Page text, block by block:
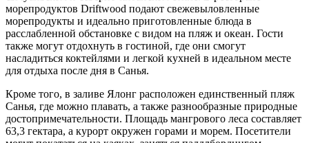
морепродуктов Driftwood подают свежевыловленные
морепродукты и идеально приготовленные блюда в
расслабленной обстановке с видом на пляж и океан. Гости
также могут отдохнуть в гостиной, где они cмогут
насладиться коктейлями и легкой кухней в идеальном месте
для отдыха после дня в Санья.
Кроме того, в заливе Ялонг расположен единственный пляж
Санья, где можно плавать, а также разнообразные природные
достопримечательности. Площадь мангрового леса составляет
63,3 гектара, а курорт окружен горами и морем. Посетители